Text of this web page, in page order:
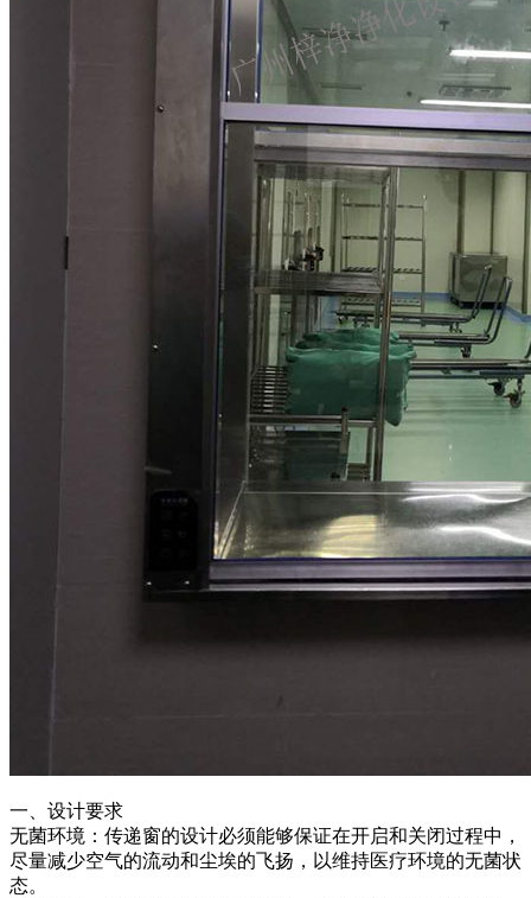
一、设计要求
无菌环境：传递窗的设计必须能够保证在开启和关闭过程中，
尽量减少空气的流动和尘埃的飞扬，以维持医疗环境的无菌状
态。